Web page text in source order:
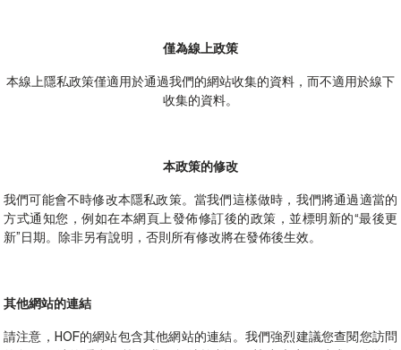
僅為線上政策
本線上隱私政策僅適用於通過我們的網站收集的資料，而不適用於線下
收集的資料。
本政策的修改
我們可能會不時修改本隱私政策。當我們這樣做時，我們將通過適當的
方式通知您，例如在本網頁上發佈修訂後的政策，並標明新的“最後更
新”日期。除非另有說明，否則所有修改將在發佈後生效。
其他網站的連結
請注意，HOF的網站包含其他網站的連結。我們強烈建議您查閱您訪問